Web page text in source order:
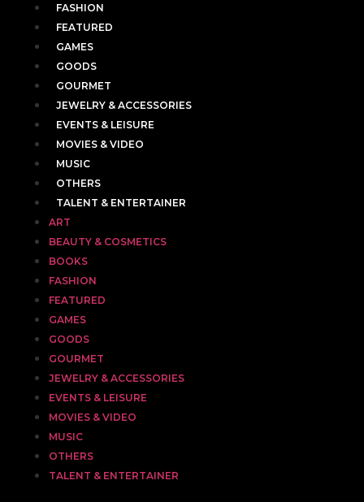
FASHION
FEATURED
GAMES
GOODS
GOURMET
JEWELRY & ACCESSORIES
EVENTS & LEISURE
MOVIES & VIDEO
MUSIC
OTHERS
TALENT & ENTERTAINER
ART
BEAUTY & COSMETICS
BOOKS
FASHION
FEATURED
GAMES
GOODS
GOURMET
JEWELRY & ACCESSORIES
EVENTS & LEISURE
MOVIES & VIDEO
MUSIC
OTHERS
TALENT & ENTERTAINER